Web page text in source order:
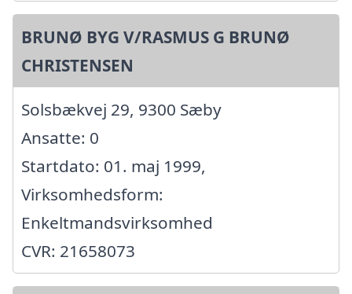
BRUNØ BYG V/RASMUS G BRUNØ
CHRISTENSEN
Solsbækvej 29, 9300 Sæby
Ansatte: 0
Startdato: 01. maj 1999,
Virksomhedsform:
Enkeltmandsvirksomhed
CVR: 21658073